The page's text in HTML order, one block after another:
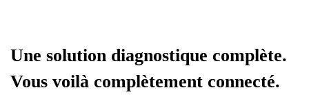
Une solution diagnostique complète.
Vous voilà complètement connecté.